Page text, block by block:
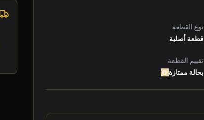
نوع القطعة
قطعة أصلية
تقييم القطعة
بحالة ممتازة